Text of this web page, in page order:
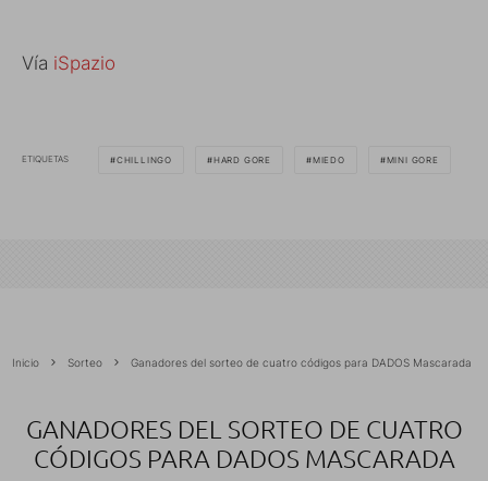
Vía iSpazio
ETIQUETAS CHILLINGO HARD GORE MIEDO MINI GORE
Inicio Sorteo Ganadores del sorteo de cuatro códigos para DADOS Mascarada
GANADORES DEL SORTEO DE CUATRO
CÓDIGOS PARA DADOS MASCARADA